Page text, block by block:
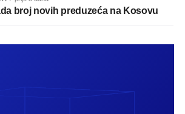
broj novih preduzeća na Kosovu